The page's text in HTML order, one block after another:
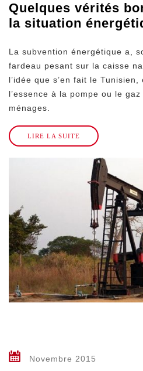
2022
2020
2019
2015
Quelques vérités
la situation
La subvention énergétique a,
fardeau pesant sur la caisse
l’idée que s’en fait le
l’essence à la pompe ou le
ménages.
LIRE LA SUITE
Novembre 2015